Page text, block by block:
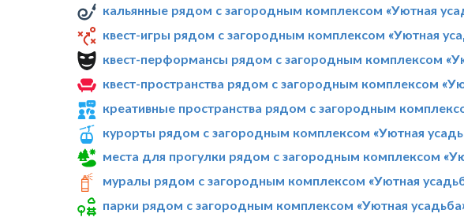
кальянные рядом с загородным комплексом «Уютная
квест-игры рядом с загородным комплексом «Уютная
квест-перформансы рядом с загородным комплексом
квест-пространства рядом с загородным комплексом
креативные пространства рядом с загородным
курорты рядом с загородным комплексом «Уютная
места для прогулки рядом с загородным комплексом
муралы рядом с загородным комплексом «Уютная
парки рядом с загородным комплексом «Уютная